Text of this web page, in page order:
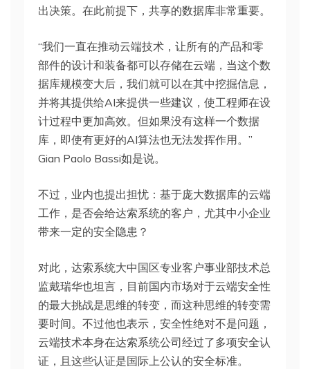
出决策。在此前提下，共享的数据库非常重要。
“我们一直在推动云端技术，让所有的产品和零
部件的设计和装备都可以存储在云端，当这个数
据库规模变大后，我们就可以在其中挖掘信息，
并将其提供给AI来提供一些建议，使工程师在设
计过程中更加高效。但如果没有这样一个数据
库，即使有更好的AI算法也无法发挥作用。”
Gian Paolo Bassi如是说。
不过，业内也提出担忧：基于庞大数据库的云端
工作，是否会给达索系统的客户，尤其中小企业
带来一定的安全隐患？
对此，达索系统大中国区专业客户事业部技术总
监戴瑞华也坦言，目前国内市场对于云端安全性
的最大挑战是思维的转变，而这种思维的转变需
要时间。不过他也表示，安全性绝对不是问题，
云端技术本身在达索系统公司经过了多项安全认
证，且这些认证是国际上公认的安全标准。